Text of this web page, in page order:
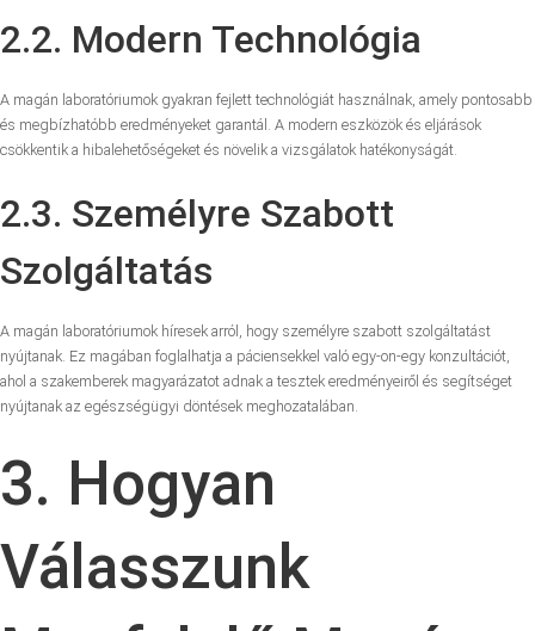
2.2. Modern Technológia
A magán laboratóriumok gyakran fejlett technológiát használnak, amely pontosabb
és megbízhatóbb eredményeket garantál. A modern eszközök és eljárások
csökkentik a hibalehetőségeket és növelik a vizsgálatok hatékonyságát.
2.3. Személyre Szabott
Szolgáltatás
A magán laboratóriumok híresek arról, hogy személyre szabott szolgáltatást
nyújtanak. Ez magában foglalhatja a páciensekkel való egy-on-egy konzultációt,
ahol a szakemberek magyarázatot adnak a tesztek eredményeiről és segítséget
nyújtanak az egészségügyi döntések meghozatalában.
3. Hogyan
Válasszunk